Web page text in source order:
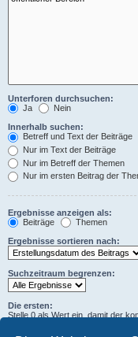
Unterforen durchsuchen:
Ja
Nein
Innerhalb suchen:
Betreff und Text der Beiträge
Nur im Text der Beiträge
Nur im Betreff der Themen
Nur im ersten Beitrag der
Ergebnisse anzeigen als:
Beiträge
Themen
Ergebnisse sortieren nach:
Suchzeitraum begrenzen:
Die ersten:
Stelle 0 als Wert ein, damit der